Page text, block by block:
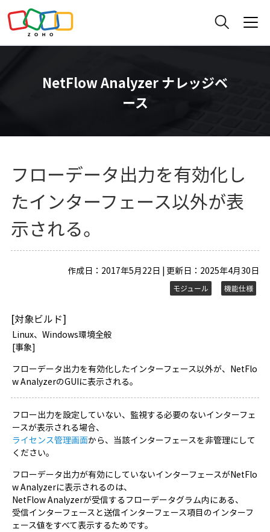
NetFlow Analyzer ナレッジベ
ース
フローデータ出力を有効化し
たインターフェース以外が表
示される。
作成日：2017年5月22日 | 更新日：2025年4月30日
モジュール 機能仕様
[対象ビルド]
Linux、Windows環境全般
[事象]
フローデータ出力を有効化したインターフェース以外が、NetFlo
w AnalyzerのGUIに表示される。
フロー出力を設定していない、監視する必要のないインターフェ
ースが表示される場合、
ライセンス管理画面から、当該インターフェースを非管理にして
ください。
フローデータ出力が有効にしていないインターフェースがNetFlo
w Analyzerに表示されるのは、
NetFlow Analyzerが受信するフローデータグラム内にある、
受信インターフェースと送信インターフェース項目のインターフ
ェース値をすべて表示するためです。